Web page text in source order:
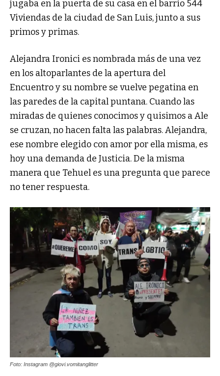
jugaba en la puerta de su casa en el barrio 544
Viviendas de la ciudad de San Luis, junto a sus
primos y primas.
Alejandra Ironici es nombrada más de una vez
en los altoparlantes de la apertura del
Encuentro y su nombre se vuelve pegatina en
las paredes de la capital puntana. Cuando las
miradas de quienes conocimos y quisimos a Ale
se cruzan, no hacen falta las palabras. Alejandra,
ese nombre elegido con amor por ella misma, es
hoy una demanda de Justicia. De la misma
manera que Tehuel es una pregunta que parece
no tener respuesta.
Foto: Instagram @giovi.vomitanglitter